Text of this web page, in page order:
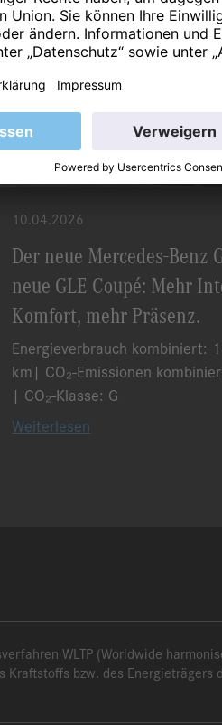
10.04.2026
Der neue Mercedes-Benz
neue GLE Coupé: Mehr
Komfort, mehr Präsenz.
Energieverbrauch kombiniert:
km| CO₂-Emissionen
| CO₂-Klasse: G
Weiterlesen
WLTP (Worldwide
bzw. des